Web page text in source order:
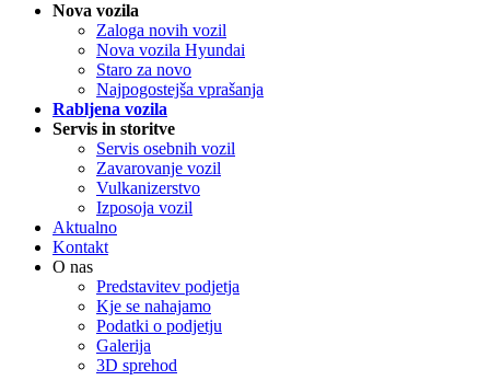
Nova vozila
Zaloga novih vozil
Nova vozila Hyundai
Staro za novo
Najpogostejša vprašanja
Rabljena vozila
Servis in storitve
Servis osebnih vozil
Zavarovanje vozil
Vulkanizerstvo
Izposoja vozil
Aktualno
Kontakt
O nas
Predstavitev podjetja
Kje se nahajamo
Podatki o podjetju
Galerija
3D sprehod